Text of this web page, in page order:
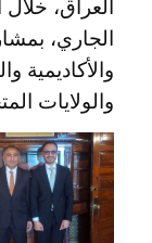
الجاري،
والأكاديمية
والولايات